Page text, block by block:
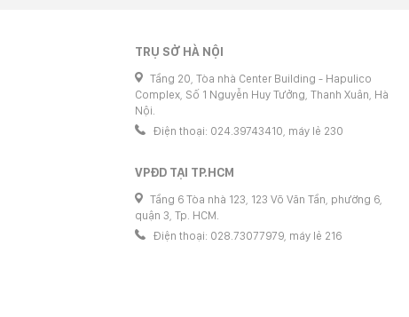
TRỤ SỞ HÀ NỘI
Tầng 20, Tòa nhà Center Building - Hapulico
Complex, Số 1 Nguyễn Huy Tưởng, Thanh Xuân, Hà
Nội.
Điện thoại: 024.39743410, máy lẻ 230
VPĐD TẠI TP.HCM
Tầng 6 Tòa nhà 123, 123 Võ Văn Tần, phường 6,
quận 3, Tp. HCM.
Điện thoại: 028.73077979, máy lẻ 216